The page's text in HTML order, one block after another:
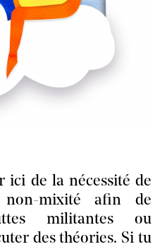
ici de la nécessité de
mixité afin de
militantes ou
des théories. Si tu